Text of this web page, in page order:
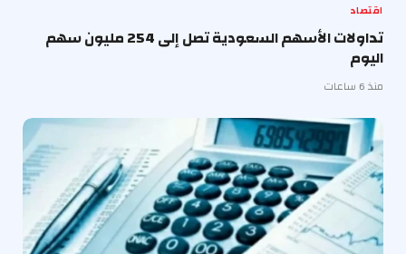
اقتصاد
تداولات الأسهم السعودية تصل إلى 254 مليون سهم
اليوم
منذ 6 ساعات